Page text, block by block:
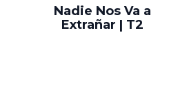
Nadie Nos Va a
Extrañar | T2